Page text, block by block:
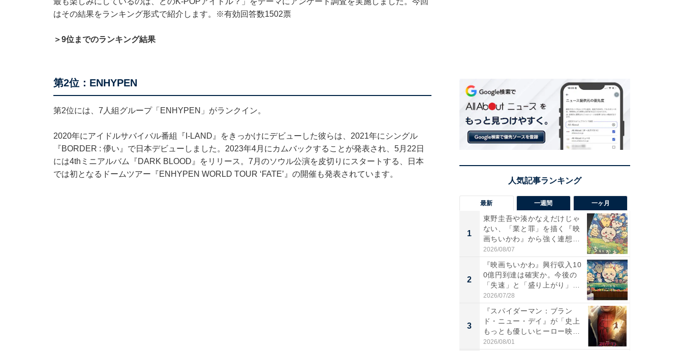
はその結果をランキング形式で紹介します。※有効回答数1502票
＞9位までのランキング結果
第2位：ENHYPEN
第2位には、7人組グループ「ENHYPEN」がランクイン。
2020年にアイドルサバイバル番組『I-LAND』をきっかけにデビューした彼らは、2021年にシングル
『BORDER : 儚い』で日本デビューしました。2023年4月にカムバックすることが発表され、5月22日
には4thミニアルバム『DARK BLOOD』をリリース。7月のソウル公演を皮切りにスタートする、日本
では初となるドームツアー『ENHYPEN WORLD TOUR ‘FATE’』の開催も発表されています。
最新 一週間 一ヶ月
1
東野圭吾や湊かなえだけじゃ
ない、「業と罪」を描く『映
画ちいかわ』から強く連想し
た...
2026/08/07
2
『映画ちいかわ』興行収入10
0億円到達は確実か。今後の
「失速」と「盛り上がり」
が...
2026/07/28
3
『スパイダーマン：ブラン
ド・ニュー・デイ』が「史上
もっとも優しいヒーロー映
画」に...
2026/08/01